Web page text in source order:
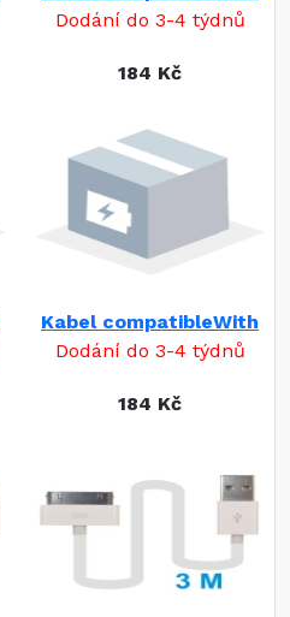
Dodání do 3-4 týdnů
184 Kč
Kabel compatibleWith
Dodání do 3-4 týdnů
184 Kč